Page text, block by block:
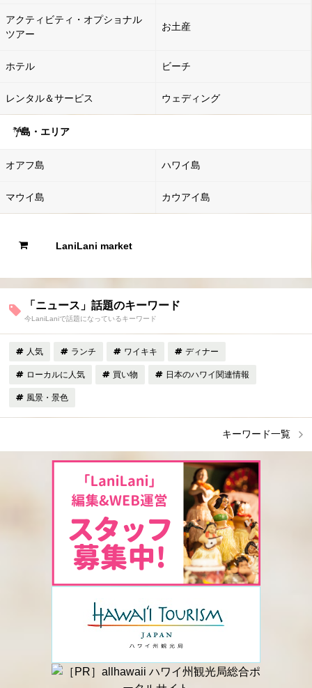
アクティビティ・オプショナル
ツアー
お土産
ホテル ビーチ
レンタル＆サービス ウェディング
島・エリア
オアフ島 ハワイ島
マウイ島 カウアイ島
LaniLani market
「ニュース」話題のキーワード
今LaniLaniで話題になっているキーワード
人気 ランチ ワイキキ ディナー
ローカルに人気 買い物 日本のハワイ関連情報
風景・景色
キーワード一覧